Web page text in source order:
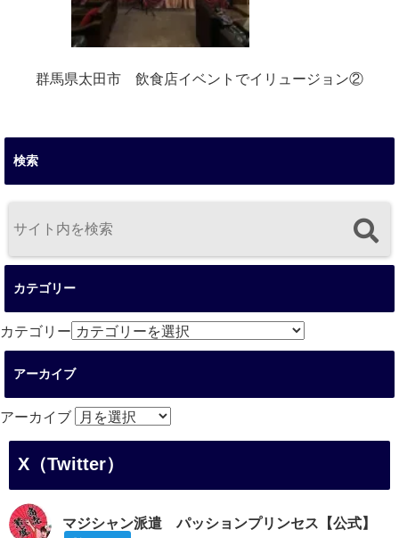
群馬県太田市 飲食店イベントでイリュージョン②
検索
カテゴリー
カテゴリー
アーカイブ
アーカイブ
X（Twitter）
マジシャン派遣 パッションプリンセス【公式】